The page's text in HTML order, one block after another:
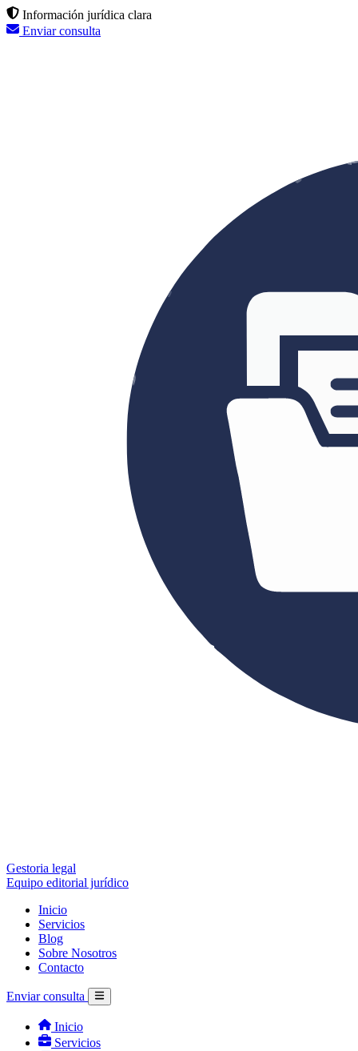
Información jurídica clara
Enviar consulta
Gestoria legal
Equipo editorial jurídico
Inicio
Servicios
Blog
Sobre Nosotros
Contacto
Enviar consulta
Inicio
Servicios